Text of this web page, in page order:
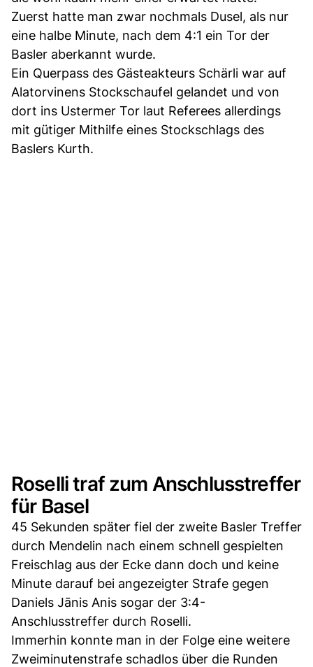
Zuerst hatte man zwar nochmals Dusel, als nur
eine halbe Minute, nach dem 4:1 ein Tor der
Basler aberkannt wurde.
Ein Querpass des Gästeakteurs Schärli war auf
Alatorvinens Stockschaufel gelandet und von
dort ins Ustermer Tor laut Referees allerdings
mit gütiger Mithilfe eines Stockschlags des
Baslers Kurth.
Roselli traf zum Anschlusstreffer
für Basel
45 Sekunden später fiel der zweite Basler Treffer
durch Mendelin nach einem schnell gespielten
Freischlag aus der Ecke dann doch und keine
Minute darauf bei angezeigter Strafe gegen
Daniels Jānis Anis sogar der 3:4-
Anschlusstreffer durch Roselli.
Immerhin konnte man in der Folge eine weitere
Zweiminutenstrafe schadlos über die Runden